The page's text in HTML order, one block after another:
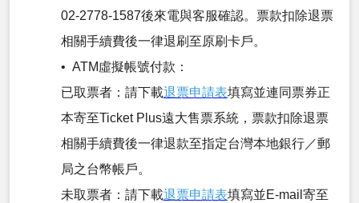
02-2778-1587後來電與客服確認。票款扣除退票
相關手續費後一律退刷至原刷卡戶。
• ATM虛擬帳號付款：
已取票者：請下載退票申請表填寫並連同票券正
本寄至Ticket Plus遠大售票系統，票款扣除退票
相關手續費後一律退款至指定台灣本地銀行／郵
局之台幣帳戶。
未取票者：請下載退票申請表填寫並E-mail寄至